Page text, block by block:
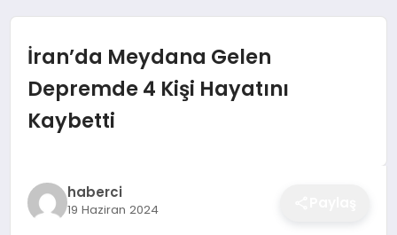
GÜNDEM
İZMIR HABERLERI
EKONOMI
İran’da Meydana Gelen
Depremde 4 Kişi Hayatını
Kaybetti
haberci
19 Haziran 2024